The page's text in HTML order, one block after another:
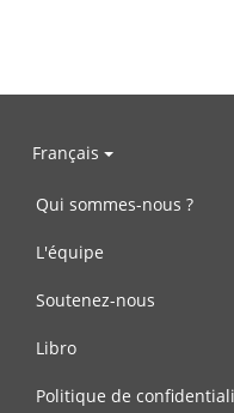
Français
Qui sommes-nous ?
L'équipe
Soutenez-nous
Libro
Politique de